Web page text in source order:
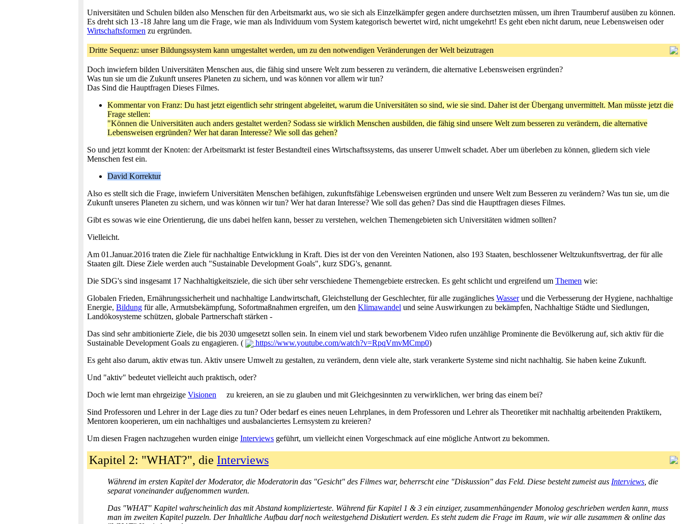
Universitäten und Schulen bilden also Menschen für den Arbeitsmarkt aus, wo sie sich als Einzelkämpfer gegen andere durchsetzten müssen, um ihren Traumberuf ausüben zu können.
Es dreht sich 13 -18 Jahre lang um die Frage, wie man als Individuum vom System kategorisch bewertet wird, nicht umgekehrt! Es geht eben nicht darum, neue Lebensweisen oder
Wirtschaftsformen zu ergründen.
Dritte Sequenz: unser Bildungssystem kann umgestaltet werden, um zu den notwendigen Veränderungen der Welt beizutragen
Doch inwiefern bilden Universitäten Menschen aus, die fähig sind unsere Welt zum besseren zu verändern, die alternative Lebensweisen ergründen?
Was tun sie um die Zukunft unseres Planeten zu sichern, und was können vor allem wir tun?
Das Sind die Hauptfragen Dieses Filmes.
Kommentar von Franz: Du hast jetzt eigentlich sehr stringent abgeleitet, warum die Universitäten so sind, wie sie sind. Daher ist der Übergang unvermittelt. Man müsste jetzt die
Frage stellen:
"Können die Universitäten auch anders gestaltet werden? Sodass sie wirklich Menschen ausbilden, die fähig sind unsere Welt zum besseren zu verändern, die alternative
Lebensweisen ergründen? Wer hat daran Interesse? Wie soll das gehen?
So und jetzt kommt der Knoten: der Arbeitsmarkt ist fester Bestandteil eines Wirtschaftssystems, das unserer Umwelt schadet. Aber um überleben zu können, gliedern sich viele
Menschen fest ein.
David Korrektur
Also es stellt sich die Frage, inwiefern Universitäten Menschen befähigen, zukunftsfähige Lebensweisen ergründen und unsere Welt zum Besseren zu verändern? Was tun sie, um die
Zukunft unseres Planeten zu sichern, und was können wir tun? Wer hat daran Interesse? Wie soll das gehen? Das sind die Hauptfragen dieses Filmes.
Gibt es sowas wie eine Orientierung, die uns dabei helfen kann, besser zu verstehen, welchen Themengebieten sich Universitäten widmen sollten?
Vielleicht.
Am 01.Januar.2016 traten die Ziele für nachhaltige Entwicklung in Kraft. Dies ist der von den Vereinten Nationen, also 193 Staaten, beschlossener Weltzukunftsvertrag, der für alle
Staaten gilt. Diese Ziele werden auch "Sustainable Development Goals", kurz SDG's, genannt.
Die SDG's sind insgesamt 17 Nachhaltigkeitsziele, die sich über sehr verschiedene Themengebiete erstrecken. Es geht schlicht und ergreifend um Themen wie:
Globalen Frieden, Ernährungssicherheit und nachhaltige Landwirtschaft, Gleichstellung der Geschlechter, für alle zugängliches Wasserund die Verbesserung der Hygiene, nachhaltige
Energie, Bildung für alle, Armutsbekämpfung, Sofortmaßnahmen ergreifen, um den Klimawandel und seine Auswirkungen zu bekämpfen, Nachhaltige Städte und Siedlungen,
Landökosysteme schützen, globale Partnerschaft stärken -
Das sind sehr ambitionierte Ziele, die bis 2030 umgesetzt sollen sein. In einem viel und stark beworbenem Video rufen unzählige Prominente die Bevölkerung auf, sich aktiv für die
Sustainable Development Goals zu engagieren. (
https://www.youtube.com/watch?v=RpqVmvMCmp0)
Es geht also darum, aktiv etwas tun. Aktiv unsere Umwelt zu gestalten, zu verändern, denn viele alte, stark verankerte Systeme sind nicht nachhaltig. Sie haben keine Zukunft.
Und "aktiv" bedeutet vielleicht auch praktisch, oder?
Doch wie lernt man ehrgeizige Visionen
zu kreieren, an sie zu glauben und mit Gleichgesinnten zu verwirklichen, wer bring das einem bei?
Sind Professoren und Lehrer in der Lage dies zu tun? Oder bedarf es eines neuen Lehrplanes, in dem Professoren und Lehrer als Theoretiker mit nachhaltig arbeitenden Praktikern,
Mentoren kooperieren, um ein nachhaltiges und ausbalanciertes Lernsystem zu kreieren?
Um diesen Fragen nachzugehen wurden einige Interviews geführt, um vielleicht einen Vorgeschmack auf eine mögliche Antwort zu bekommen.
Kapitel 2: "WHAT?", die Interviews
Während im ersten Kapitel der Moderator, die Moderatorin das "Gesicht" des Filmes war, beherrscht eine "Diskussion" das Feld. Diese besteht zumeist aus Interviews , die
separat voneinander aufgenommen wurden.
Das "WHAT" Kapitel wahrscheinlich das mit Abstand komplizierteste. Während für Kapitel 1 & 3 ein einziger, zusammenhängender Monolog geschrieben werden kann, muss
man im zweiten Kapitel puzzeln. Der Inhaltliche Aufbau darf noch weitestgehend Diskutiert werden. Es steht zudem die Frage im Raum, wie wir alle zusammen & online das